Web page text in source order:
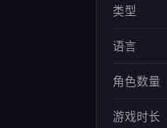
类型
语言
角色数量
游戏时长